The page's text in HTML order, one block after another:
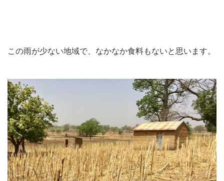
この雨が少ない地域で、なかなか食料もないと思います。